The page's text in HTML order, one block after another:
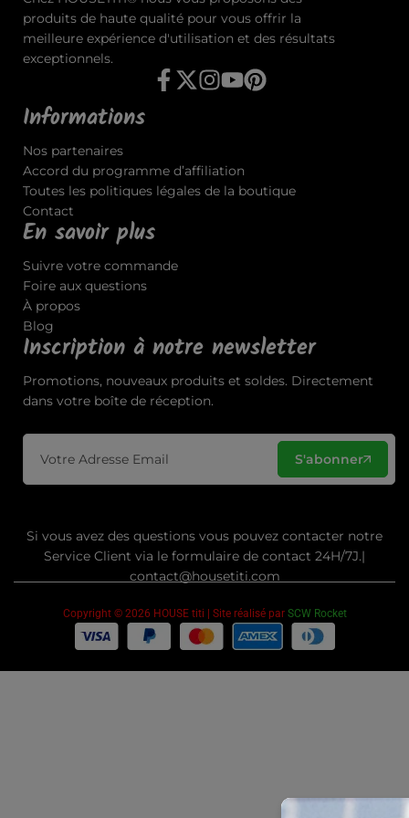
produits de haute qualité pour vous offrir la
meilleure expérience d'utilisation et des résultats
exceptionnels.
Informations
Nos partenaires
Accord du programme d’affiliation
Toutes les politiques légales de la boutique
Contact
En savoir plus
Suivre votre commande
Foire aux questions
À propos
Blog
Inscription à notre newsletter
Promotions, nouveaux produits et soldes. Directement
dans votre boîte de réception.
S'abonner
Si vous avez des questions vous pouvez contacter notre
Service Client via le formulaire de contact 24H/7J.|
contact@housetiti.com
Copyright © 2026 HOUSE titi | Site réalisé par SCW Rocket